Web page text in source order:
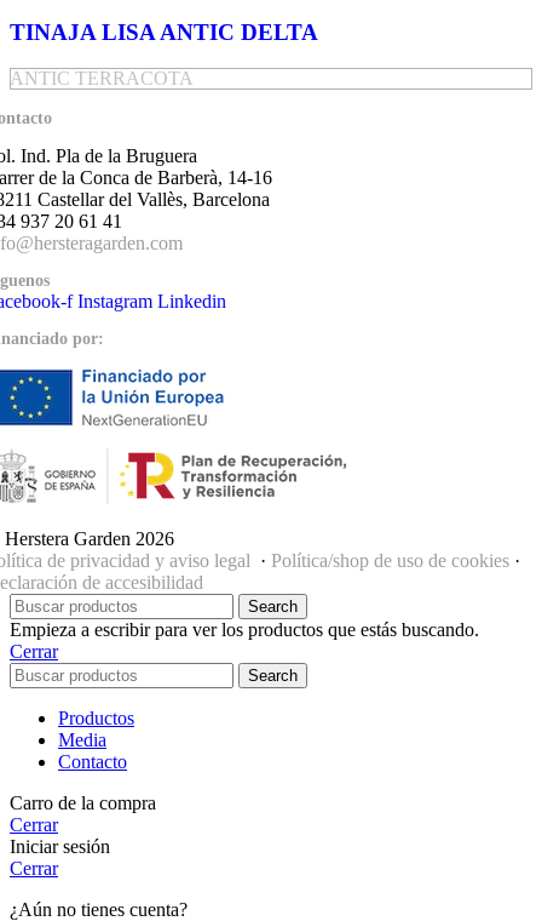
TINAJA LISA ANTIC DELTA
ANTIC TERRACOTA
Ind. Pla de la Bruguera
de la Conca de Barberà, 14-16
Castellar del Vallès, Barcelona
937 20 61 41
f Instagram Linkedin
por:
Garden 2026
de privacidad y aviso legal · Política/shop de uso de cookies ·
de accesibilidad
Search
Empieza a escribir para ver los productos que estás buscando.
Cerrar
Search
Productos
Media
Contacto
Carro de la compra
Cerrar
Iniciar sesión
Cerrar
¿Aún no tienes cuenta?